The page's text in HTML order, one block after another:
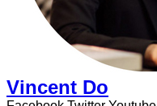
Vincent Do